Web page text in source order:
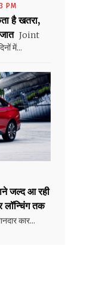
PM
है खतरा,
Joint
में...
जल्द आ रही
तक
कार...